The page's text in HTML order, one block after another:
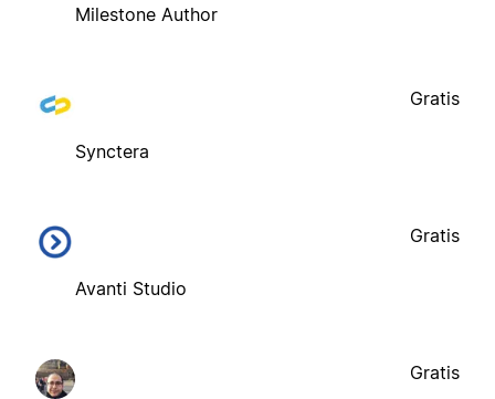
Milestone Author
Synctera
Gratis
Avanti Studio
Gratis
Gratis